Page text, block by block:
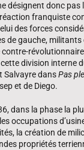
désignent donc pas
franquiste
des forces
de gauche, militants
contre-
division interne
Salvayre dansPas
et de Diego.
dans la phase la
occupations
la création de
propriétés